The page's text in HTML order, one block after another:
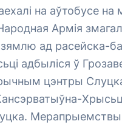
на аўтобусе на
Армія
ад расейска-
адбыліся ў
цэнтры